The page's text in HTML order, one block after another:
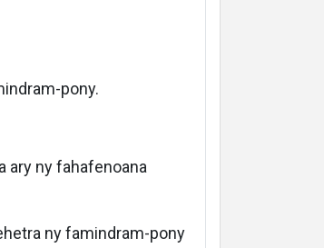
pony.
ary ny fahafenoana
ny famindram-pony